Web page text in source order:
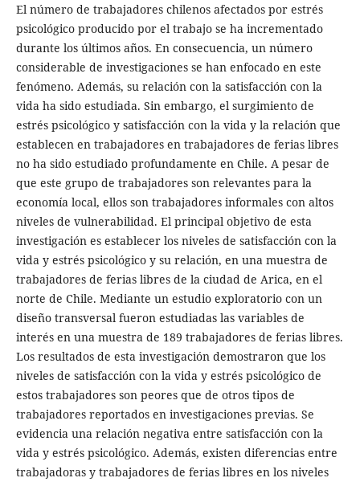
El número de trabajadores chilenos afectados por estrés
psicológico producido por el trabajo se ha incrementado
durante los últimos años. En consecuencia, un número
considerable de investigaciones se han enfocado en este
fenómeno. Además, su relación con la satisfacción con la
vida ha sido estudiada. Sin embargo, el surgimiento de
estrés psicológico y satisfacción con la vida y la relación que
establecen en trabajadores en trabajadores de ferias libres
no ha sido estudiado profundamente en Chile. A pesar de
que este grupo de trabajadores son relevantes para la
economía local, ellos son trabajadores informales con altos
niveles de vulnerabilidad. El principal objetivo de esta
investigación es establecer los niveles de satisfacción con la
vida y estrés psicológico y su relación, en una muestra de
trabajadores de ferias libres de la ciudad de Arica, en el
norte de Chile. Mediante un estudio exploratorio con un
diseño transversal fueron estudiadas las variables de
interés en una muestra de 189 trabajadores de ferias libres.
Los resultados de esta investigación demostraron que los
niveles de satisfacción con la vida y estrés psicológico de
estos trabajadores son peores que de otros tipos de
trabajadores reportados en investigaciones previas. Se
evidencia una relación negativa entre satisfacción con la
vida y estrés psicológico. Además, existen diferencias entre
trabajadoras y trabajadores de ferias libres en los niveles